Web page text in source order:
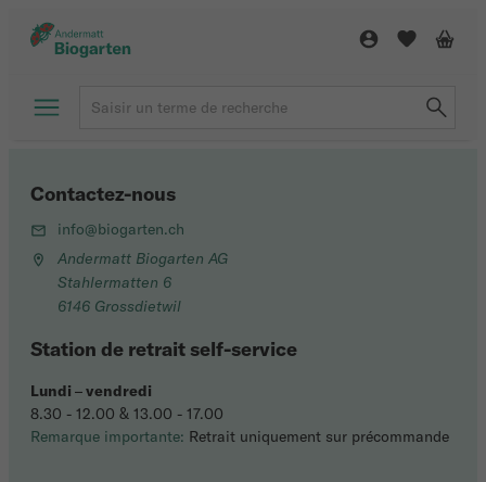
Contactez-nous
info@biogarten.ch
Andermatt Biogarten AG
Stahlermatten 6
6146 Grossdietwil
Station de retrait self-service
Lundi –vendredi
8.30 - 12.00 & 13.00 - 17.00
Remarque importante: Retrait uniquement sur précommande